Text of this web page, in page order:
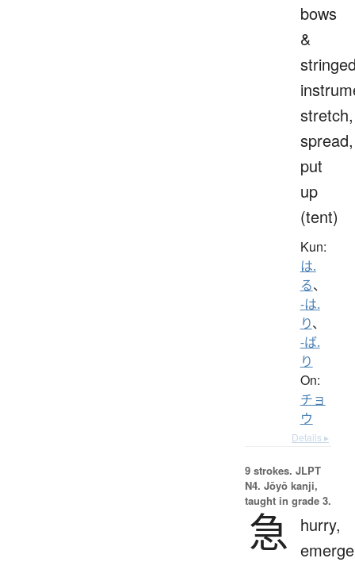
bows
&
stretch,
spread,
put
up
(tent)
Kun:
は.
る、
-は.
り、
-ば.
り
On:
チョ
ウ
Details ▸
9 strokes. JLPT
N4. Jōyō kanji,
taught in grade 3.
急
hurry,